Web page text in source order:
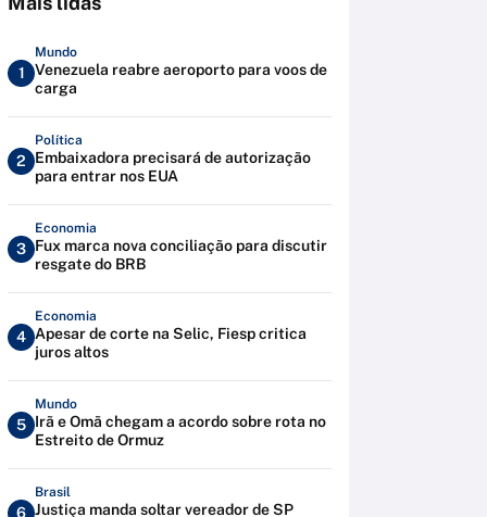
1
Mundo
Venezuela reabre aeroporto para voos de
carga
2
Política
Embaixadora precisará de autorização
para entrar nos EUA
3
Economia
Fux marca nova conciliação para discutir
resgate do BRB
4
Economia
Apesar de corte na Selic, Fiesp critica
juros altos
5
Mundo
Irã e Omã chegam a acordo sobre rota no
Estreito de Ormuz
6
Brasil
Justiça manda soltar vereador de SP